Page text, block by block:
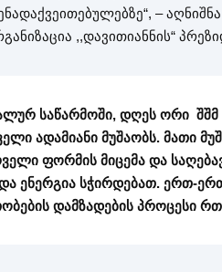
–
,,დავითიანნის“
საწარმოში, დღეს ორი
ადამიანი მუშაობს. მათი
ფორმის მიცემა და
ენერგია სჭირდებათ. ერთ-
დამზადების პროცესი